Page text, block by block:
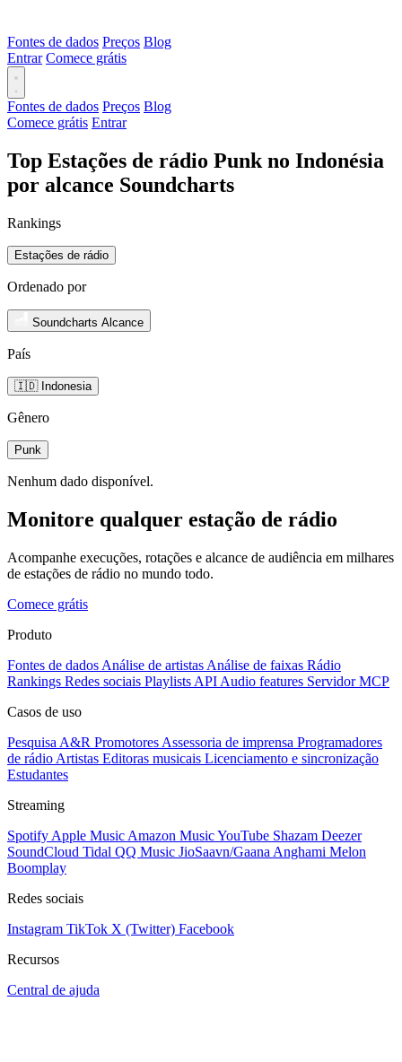
Fontes de dados Preços Blog
Entrar Comece grátis
Fontes de dados Preços Blog
Comece grátis Entrar
Top Estações de rádio Punk no Indonésia
por alcance Soundcharts
Rankings
Estações de rádio
Ordenado por
Soundcharts Alcance
País
🇮🇩 Indonesia
Gênero
Punk
Nenhum dado disponível.
Monitore qualquer estação de rádio
Acompanhe execuções, rotações e alcance de audiência em milhares
de estações de rádio no mundo todo.
Comece grátis
Produto
Fontes de dados Análise de artistas Análise de faixas Rádio
Rankings Redes sociais Playlists API Audio features Servidor MCP
Casos de uso
Pesquisa A&R Promotores Assessoria de imprensa Programadores
de rádio Artistas Editoras musicais Licenciamento e sincronização
Estudantes
Streaming
Spotify Apple Music Amazon MusicYouTube Shazam Deezer
SoundCloud Tidal QQ Music JioSaavn/Gaana Anghami Melon
Boomplay
Redes sociais
Instagram TikTok X (Twitter) Facebook
Recursos
Central de ajuda